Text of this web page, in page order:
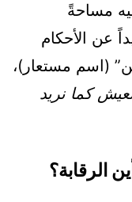
مساحةً
عن الأحكام
(اسم مستعار)،
كما نريد
الرقابة؟